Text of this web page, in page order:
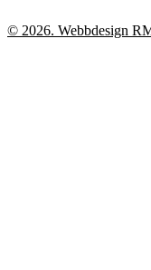
© 2026. Webbdesign